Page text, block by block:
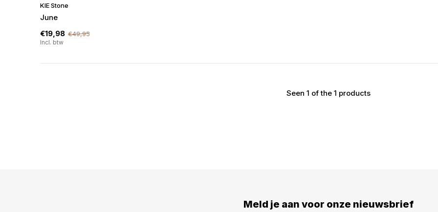
DWARZ!
KIE Stone
June
€19,98 €49,95
Incl. btw
Seen 1 of the 1 products
Meld je aan voor onze nieuwsbrief